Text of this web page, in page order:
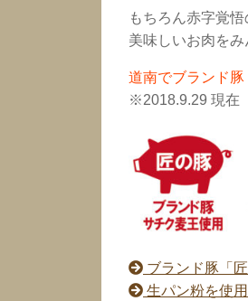
もちろん赤字覚悟
美味しいお肉を
道南でブランド
※2018.9.29 現在
ブランド豚「
生パン粉を使